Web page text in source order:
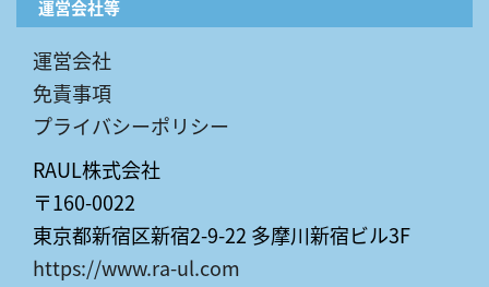
運営会社等
運営会社
免責事項
プライバシーポリシー
RAUL株式会社
〒160-0022
東京都新宿区新宿2-9-22 多摩川新宿ビル3F
https://www.ra-ul.com